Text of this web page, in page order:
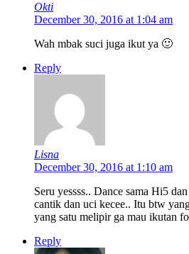
Okti
December 30, 2016 at 1:04 am
Wah mbak suci juga ikut ya 🙂
Reply
Lisna
December 30, 2016 at 1:10 am
Seru yessss.. Dance sama Hi5
cantik dan uci kecee.. Itu btw
yang satu melipir ga mau ikutan
Reply